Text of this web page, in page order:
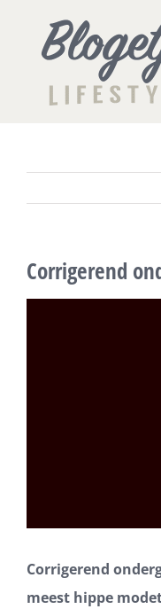
Corrigerend
Corrigerend
meest hippe